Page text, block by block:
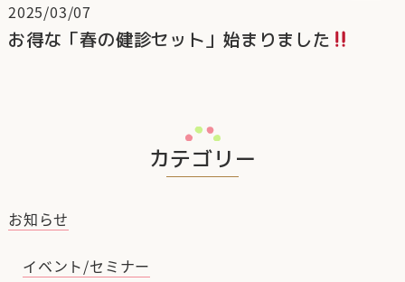
お得な「春の健診セット」始まりました
2025/03/07
カテゴリー
お知らせ
イベント/セミナー